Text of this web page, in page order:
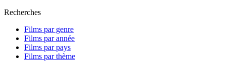
Recherches
Films par genre
Films par année
Films par pays
Films par thème